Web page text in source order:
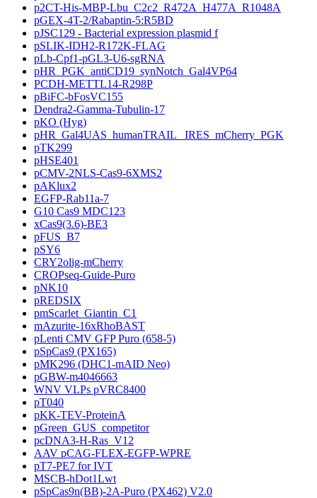
p2CT-His-MBP-Lbu_C2c2_R472A_H477A_R1048A
pGEX-4T-2/Rabaptin-5:R5BD
pJSC129 - Bacterial expression plasmid f
pSLIK-IDH2-R172K-FLAG
pLb-Cpf1-pGL3-U6-sgRNA
pHR_PGK_antiCD19_synNotch_Gal4VP64
PCDH-METTL14-R298P
pBiFC-bFosVC155
Dendra2-Gamma-Tubulin-17
pKO (Hyg)
pHR_Gal4UAS_humanTRAIL _IRES_mCherry_PGK
pTK299
pHSE401
pCMV-2NLS-Cas9-6XMS2
pAKlux2
EGFP-Rab11a-7
G10 Cas9 MDC123
xCas9(3.6)-BE3
pFUS_B7
pSY6
CRY2olig-mCherry
CROPseq-Guide-Puro
pNK10
pREDSIX
pmScarlet_Giantin_C1
mAzurite-16xRhoBAST
pLenti CMV GFP Puro (658-5)
pSpCas9 (PX165)
pMK296 (DHC1-mAID Neo)
pGBW-m4046663
WNV VLPs pVRC8400
pT040
pKK-TEV-ProteinA
pGreen_GUS_competitor
pcDNA3-H-Ras_V12
AAV pCAG-FLEX-EGFP-WPRE
pT7-PE7 for IVT
MSCB-hDot1Lwt
pSpCas9n(BB)-2A-Puro (PX462) V2.0